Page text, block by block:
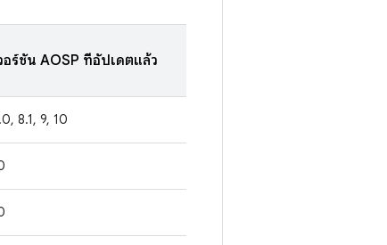
อร์ชัน AOSP ที่อัปเดตแล้ว
8.1, 9, 10